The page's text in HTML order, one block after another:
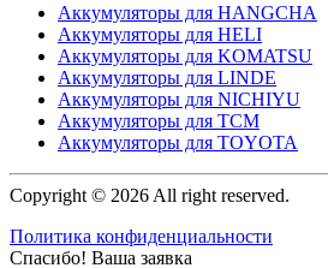
Аккумуляторы для HANGCHA
Аккумуляторы для HELI
Аккумуляторы для KOMATSU
Аккумуляторы для LINDE
Аккумуляторы для NICHIYU
Аккумуляторы для TCM
Аккумуляторы для TOYOTA
Copyright © 2026 All right reserved.
Политика конфиденциальности
Спасибо! Ваша заявка